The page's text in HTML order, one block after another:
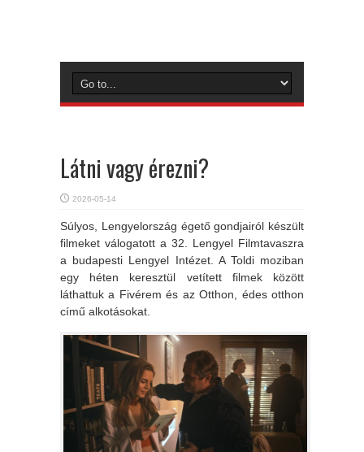
Látni vagy érezni?
2026-05-14
Súlyos, Lengyelország égető gondjairól készült
filmeket válogatott a 32. Lengyel Filmtavaszra
a budapesti Lengyel Intézet. A Toldi moziban
egy héten keresztül vetített filmek között
láthattuk a Fivérem és az Otthon, édes otthon
című alkotásokat.